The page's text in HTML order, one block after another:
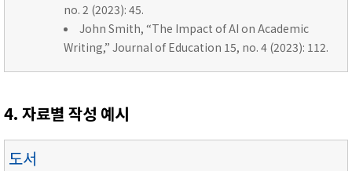
no. 2 (2023): 45.
John Smith, “The Impact of AI on Academic
Writing,” Journal of Education 15, no. 4 (2023): 112.
4. 자료별 작성 예시
도서